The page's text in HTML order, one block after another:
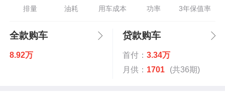
排量 油耗 用车成本 功率 3年保值率
全款购车
8.92万
贷款购车
首付： 3.34万
月供： 1701 (共36期)